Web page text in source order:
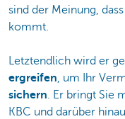
sind der Meinung,
kommt.
Letztendlich wird er
ergreifen, um Ihr
sichern. Er bringt Sie
KBC und darüber